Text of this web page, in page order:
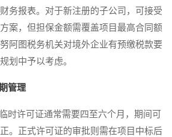
务报表。对于新注册的子公司，可接受
案，但担保金额需覆盖项目最高合同额
阿图税务机关对境外企业有预缴税款要
划中予以考虑。
管理
许可证通常需要四至六个月，期间可
。正式许可证的审批则需在项目中标后